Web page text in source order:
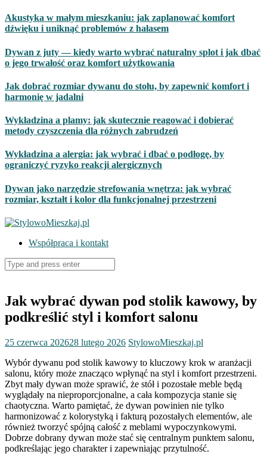
Skip
to
Akustyka w małym mieszkaniu: jak zaplanować komfort
dźwięku i uniknąć problemów z hałasem
Dywan z juty — kiedy warto wybrać naturalny splot i jak dbać
o jego trwałość oraz komfort użytkowania
Jak dobrać rozmiar dywanu do stołu, by zapewnić komfort i
harmonię w jadalni
Wykładzina a plamy: jak skutecznie reagować i dobierać
metody czyszczenia dla różnych zabrudzeń
Wykładzina a alergia: jak wybrać i dbać o podłogę, by
ograniczyć ryzyko reakcji alergicznych
Dywan jako narzędzie strefowania wnętrza: jak wybrać
rozmiar, kształt i kolor dla funkcjonalnej przestrzeni
Współpraca i kontakt
Search
for:
Jak wybrać dywan pod stolik kawowy, by
podkreślić styl i komfort salonu
25 czerwca 202628 lutego 2026 StylowoMieszkaj.pl
Wybór dywanu pod stolik kawowy to kluczowy krok w aranżacji
salonu, który może znacząco wpłynąć na styl i komfort przestrzeni.
Zbyt mały dywan może sprawić, że stół i pozostałe meble będą
wyglądały na nieproporcjonalne, a cała kompozycja stanie się
chaotyczna. Warto pamiętać, że dywan powinien nie tylko
harmonizować z kolorystyką i fakturą pozostałych elementów, ale
również tworzyć spójną całość z meblami wypoczynkowymi.
Dobrze dobrany dywan może stać się centralnym punktem salonu,
podkreślając jego charakter i zapewniając przytulność.